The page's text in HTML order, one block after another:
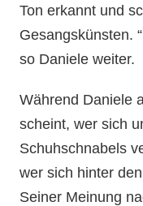
Ton erkannt und
Gesangskünsten.
so Daniele weiter.
Während Daniele
scheint, wer sich
Schuhschnabels
wer sich hinter
Seiner Meinung